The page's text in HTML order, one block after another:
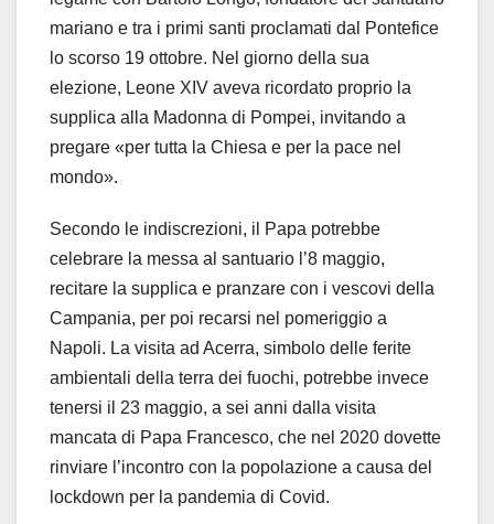
mariano e tra i primi santi proclamati dal Pontefice
lo scorso 19 ottobre. Nel giorno della sua
elezione, Leone XIV aveva ricordato proprio la
supplica alla Madonna di Pompei, invitando a
pregare «per tutta la Chiesa e per la pace nel
mondo».
Secondo le indiscrezioni, il Papa potrebbe
celebrare la messa al santuario l’8 maggio,
recitare la supplica e pranzare con i vescovi della
Campania, per poi recarsi nel pomeriggio a
Napoli. La visita ad Acerra, simbolo delle ferite
ambientali della terra dei fuochi, potrebbe invece
tenersi il 23 maggio, a sei anni dalla visita
mancata di Papa Francesco, che nel 2020 dovette
rinviare l’incontro con la popolazione a causa del
lockdown per la pandemia di Covid.